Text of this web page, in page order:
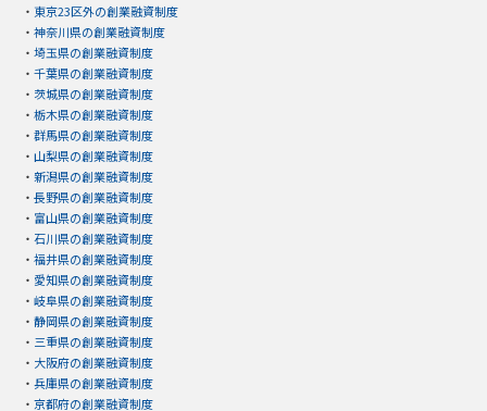
・ 東京23区外の創業融資制度
・ 神奈川県の創業融資制度
・ 埼玉県の創業融資制度
・ 千葉県の創業融資制度
・ 茨城県の創業融資制度
・ 栃木県の創業融資制度
・ 群馬県の創業融資制度
・ 山梨県の創業融資制度
・ 新潟県の創業融資制度
・ 長野県の創業融資制度
・ 富山県の創業融資制度
・ 石川県の創業融資制度
・ 福井県の創業融資制度
・ 愛知県の創業融資制度
・ 岐阜県の創業融資制度
・ 静岡県の創業融資制度
・ 三重県の創業融資制度
・ 大阪府の創業融資制度
・ 兵庫県の創業融資制度
・ 京都府の創業融資制度